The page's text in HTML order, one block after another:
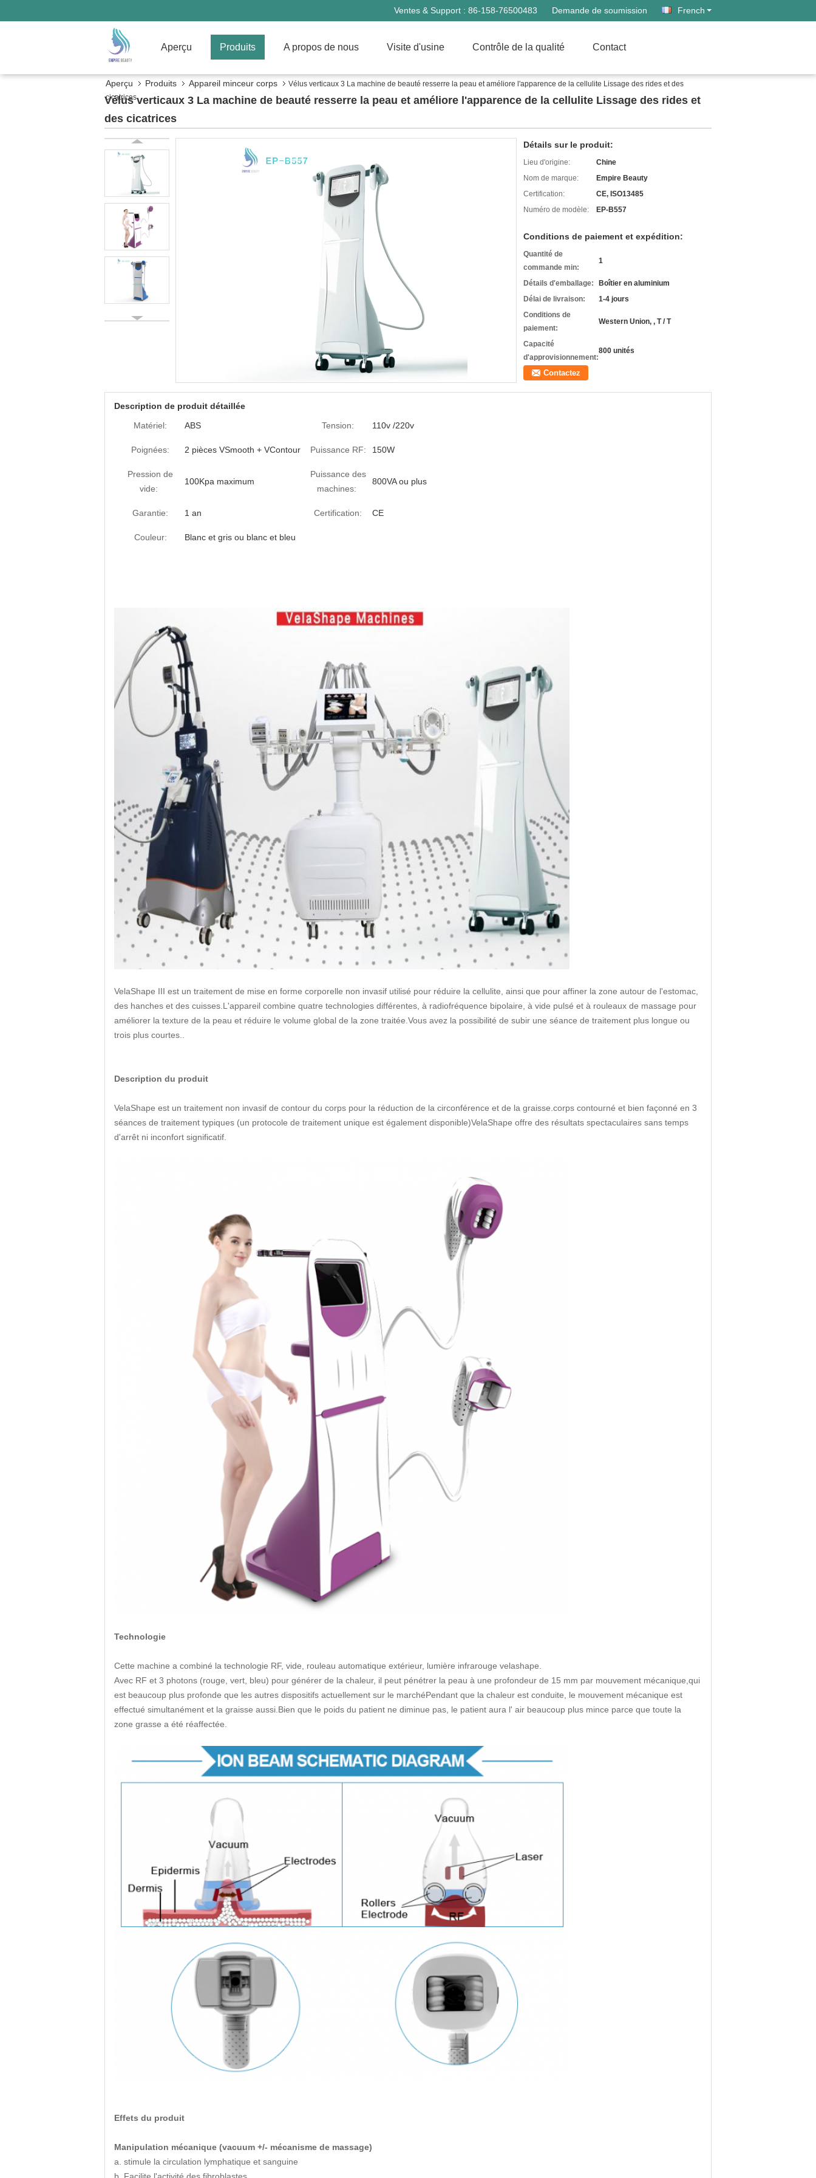
Ventes & Support : 86-158-76500483 Demande de soumission French
Aperçu Produits A propos de nous Visite d'usine Contrôle de la qualité Contact
Aperçu Produits Appareil minceur corps
Vélus verticaux 3 La machine de beauté resserre la peau et améliore l'apparence de la cellulite Lissage des rides et des
cicatrices
Vélus verticaux 3 La machine de beauté resserre la peau et améliore l'apparence de la cellulite Lissage des rides et
des cicatrices
Détails sur le produit:
Lieu d'origine:
Chine
Nom de marque:
Empire Beauty
Certification:
CE, ISO13485
Numéro de modèle:
EP-B557
Conditions de paiement et expédition:
Quantité de
commande min:
1
Détails d'emballage:
Boîtier en aluminium
Délai de livraison:
1-4 jours
Conditions de
paiement:
Western Union, , T / T
Capacité
d'approvisionnement:
800 unités
Contactez
Description de produit détaillée
Matériel:
ABS Tension: 110v /220v
Poignées: 2 pièces VSmooth + VContour Puissance RF: 150W
Pression de
vide:
100Kpa maximum
Puissance des
machines:
800VA ou plus
Garantie: 1 an Certification: CE
Couleur: Blanc et gris ou blanc et bleu
VelaShape III est un traitement de mise en forme corporelle non invasif utilisé pour réduire la cellulite, ainsi que pour affiner la zone autour de l'estomac,
des hanches et des cuisses.L'appareil combine quatre technologies différentes, à radiofréquence bipolaire, à vide pulsé et à rouleaux de massage pour
améliorer la texture de la peau et réduire le volume global de la zone traitée.Vous avez la possibilité de subir une séance de traitement plus longue ou
trois plus courtes..
Description du produit
VelaShape est un traitement non invasif de contour du corps pour la réduction de la circonférence et de la graisse.corps contourné et bien façonné en 3
séances de traitement typiques (un protocole de traitement unique est également disponible)VelaShape offre des résultats spectaculaires sans temps
d'arrêt ni inconfort significatif.
Technologie
Cette machine a combiné la technologie RF, vide, rouleau automatique extérieur, lumière infrarouge velashape.
Avec RF et 3 photons (rouge, vert, bleu) pour générer de la chaleur, il peut pénétrer la peau à une profondeur de 15 mm par mouvement mécanique,qui
est beaucoup plus profonde que les autres dispositifs actuellement sur le marchéPendant que la chaleur est conduite, le mouvement mécanique est
effectué simultanément et la graisse aussi.Bien que le poids du patient ne diminue pas, le patient aura l' air beaucoup plus mince parce que toute la
zone grasse a été réaffectée.
Effets du produit
Manipulation mécanique (vacuum +/- mécanisme de massage)
a. stimule la circulation lymphatique et sanguine